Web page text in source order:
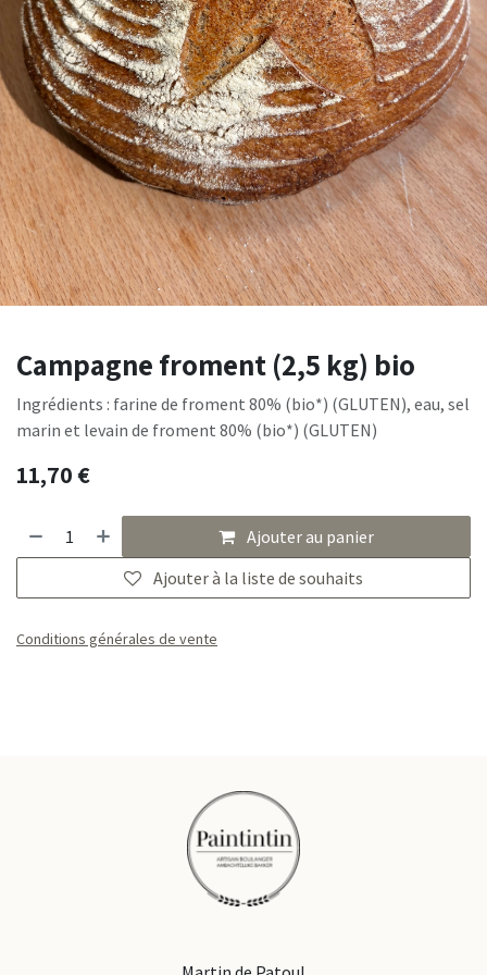
Campagne froment (2,5 kg) bio
Ingrédients : farine de froment 80% (bio*) (GLUTEN), eau, sel
marin et levain de froment 80% (bio*) (GLUTEN)
11,70€
Ajouter au panier
Ajouter à la liste de souhaits
Conditions générales de vente